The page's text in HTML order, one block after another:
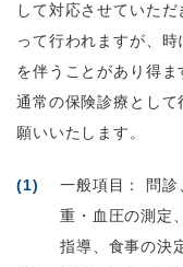
して対応させていた
って行われますが、
を伴うことがあり得
通常の保険診療とし
願いいたします。
一般項目： 問診
重・血圧の測定
指導、食事の決